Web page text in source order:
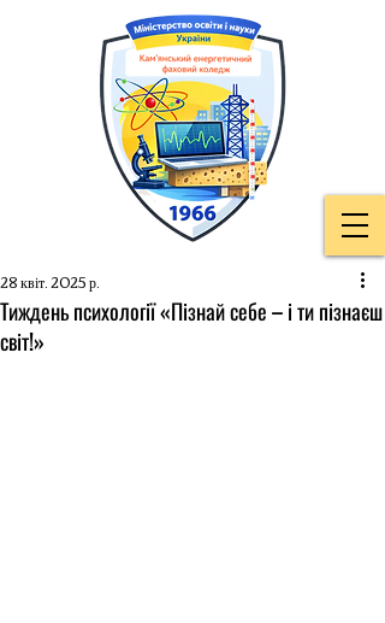
Тиждень психології «Пізнай себе – і ти пізнаєш
світ!»
28 квіт. 2025 р.